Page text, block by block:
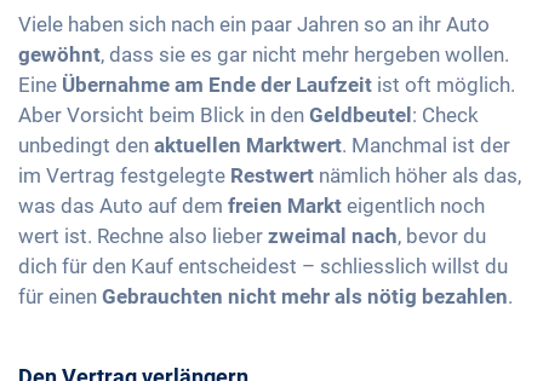
Viele haben sich nach ein paar Jahren so an ihr Auto
gewöhnt, dass sie es gar nicht mehr hergeben wollen.
Eine Übernahme am Ende der Laufzeit ist oft möglich.
Aber Vorsicht beim Blick in den Geldbeutel: Check
unbedingt den aktuellen Marktwert. Manchmal ist der
im Vertrag festgelegte Restwert nämlich höher als das,
was das Auto auf dem freien Markt eigentlich noch
wert ist. Rechne also lieber zweimal nach, bevor du
dich für den Kauf entscheidest – schliesslich willst du
für einen Gebrauchten nicht mehr als nötig bezahlen.